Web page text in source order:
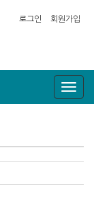
로그인 회원가입